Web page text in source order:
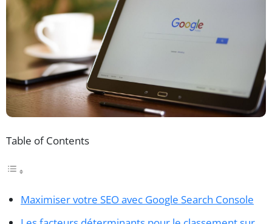
Table of Contents
Maximiser votre SEO avec Google Search Console